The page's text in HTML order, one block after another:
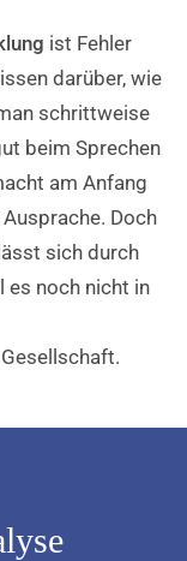
ist Fehler
darüber, wie
schrittweise
beim Sprechen
am Anfang
Doch
sich durch
es noch nicht in